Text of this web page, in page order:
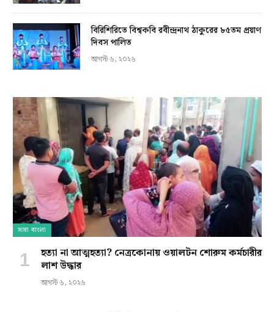
বিরিশিরিতে বিশ্বকবি রবীন্দ্রনাথ ঠাকুরের ৮৫তম প্রয়াণ
দিবস পালিত
আগস্ট ৬, ২০২৬
সারা বাংলা
হত্যা না আত্মহত্যা? নেত্রকোনায় ওয়ালটন শোরুম কর্মচারীর
লাশ উদ্ধার
আগস্ট ৬, ২০২৬